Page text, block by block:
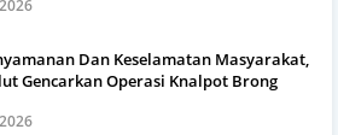
Dan Keselamatan Masyarakat,
Gencarkan Operasi Knalpot Brong